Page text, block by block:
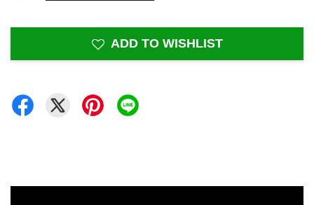
ADD TO WISHLIST